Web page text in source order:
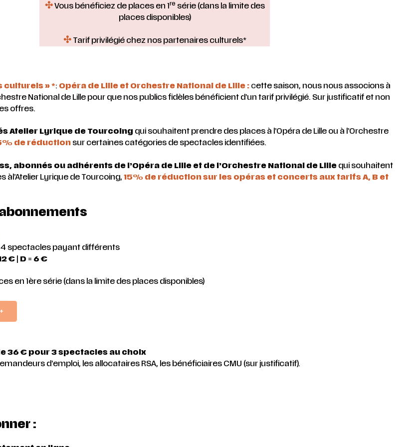
✣Vous bénéficiez de places en 1re série (dans la limite des
places disponibles)
✣Tarif privilégié chez nos partenaires culturels*
culturels » *: Opéra de Lille et Orchestre National de Lille : cette saison, nous nous associons à
National de Lille pour que nos publics fidèles bénéficient d’un tarif privilégié. Sur justificatif et non
offres.
Atelier Lyrique de Tourcoing qui souhaitent prendre des places à l’Opéra de Lille ou à l’Orchestre
de réduction sur certaines catégories de spectacles identifiées.
abonnés ou adhérents de l’Opéra de Lille et de l’Orchestre National de Lille qui souhaitent
àl’Atelier Lyrique de Tourcoing, 15% de réduction sur les opéras et concerts aux tarifs A, B et
4 spectacles payant différents
€ D = 6 €
en 1ère série (dans la limite des places disponibles)
36 € pour 3 spectacles au choix
d’emploi, les allocataires RSA, les bénéficiaires CMU (sur justificatif).
: